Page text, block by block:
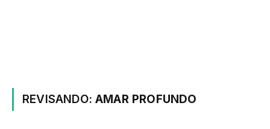
REVISANDO:AMAR PROFUNDO